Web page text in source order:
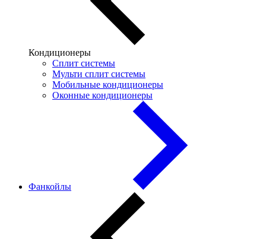
Кондиционеры
Сплит системы
Мульти сплит системы
Мобильные кондиционеры
Оконные кондиционеры
Фанкойлы